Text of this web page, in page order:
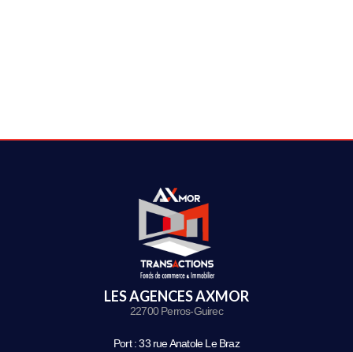
LES AGENCES AXMOR
22700 Perros-Guirec
Port : 33 rue Anatole Le Braz